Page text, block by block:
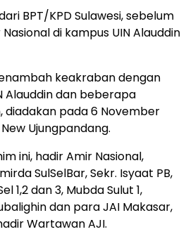
BPT/KPD Sulawesi, sebelum
di kampus UIN Alauddin
keakraban dengan
Alauddin dan beberapa
diadakan pada 6 November
Ujungpandang.
ini, hadir Amir Nasional,
SulSelBar, Sekr. Isyaat PB,
1,2 dan 3, Mubda Sulut 1,
dan para JAI Makasar,
Wartawan AJI.